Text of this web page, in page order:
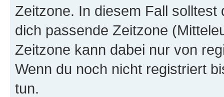
Zeitzone. In diesem Fall solltest
dich passende Zeitzone
Zeitzone kann dabei nur von
Wenn du noch nicht registriert
tun.